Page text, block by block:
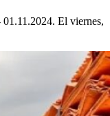
El viernes,